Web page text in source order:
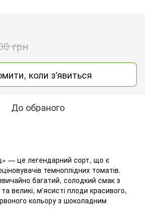
грн
коли з'явиться
До обраного
— це легендарний сорт, що є
темноплідних томатів.
багатий, солодкий смак з
великі, м'ясисті плоди красивого,
кольору з шоколадним